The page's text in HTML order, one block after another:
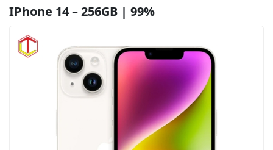
IPhone 14 – 256GB | 99%